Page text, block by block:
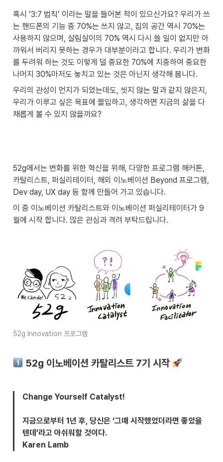
혹시 ‘3:7 법칙’ 이라는 말을 들어본 적이 있으신가요? 우리가 쓰
는 핸드폰의 기능 중 70%는 쓰지 않고, 집의 공간 역시 70%는
사용하지 않으며, 살림살이의 70% 역시 다시 쓸 일이 없지만 아
까워서 버리지 못하는 경우가 대부분이라고 합니다. 우리가 변화
를 두려워 하는 것도 이렇게 덜 중요한 70%에 치중하여 중요한
나머지 30%마저도 놓치고 있는 것은 아닌지 생각해 봅니다.
우리의 관성이 먼지가 되었는데도, 씻지 않는 말과 같지 않은지,
우리가 이루고 싶은 목표에 몰입하고, 생각하면 지금의 삶을 다
채롭게 볼 수 있지 않을까요?
52g에서는 변화를 위한 혁신을 위해, 다양한 프로그램 해커톤,
카탈리스트, 퍼실리테이터, 해외 이노베이션 Beyond 프로그램,
Dev day, UX day 등 함께 만들어 가고 있습니다.
이 중 이노베이션 카탈리스트와 이노베이션 퍼실리테이터가 9
월에 시작 합니다. 많은 관심과 격려 부탁드립니다.
52g Innovation 프로그램
52g 이노베이션 카탈리스트 7기 시작
Change Yourself Catalyst!
지금으로부터 1년 후, 당신은 ‘그때 시작했었더라면 좋았을
텐데’라고 아쉬워할 것이다.
Karen Lamb